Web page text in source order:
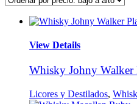
View Details
Whisky Johny Walker
Licores y Destilados,